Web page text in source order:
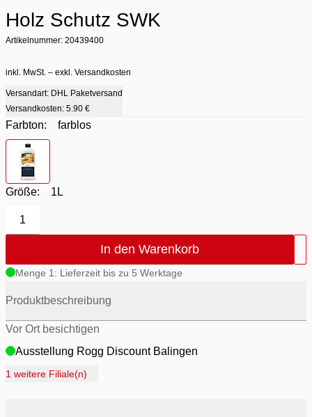
Holz Schutz SWK
Artikelnummer: 20439400
inkl. MwSt. – exkl. Versandkosten
Versandart: DHL Paketversand
Versandkosten: 5.90 €
Farbton:
farblos
Farbton
Größe: 1L
1
In den Warenkorb
Menge 1: Lieferzeit bis zu 5 Werktage
Produktbeschreibung
Vor Ort besichtigen
Ausstellung Rogg Discount Balingen
Ausstellung Möbel Rogg Balingen
1 weitere Filiale(n)